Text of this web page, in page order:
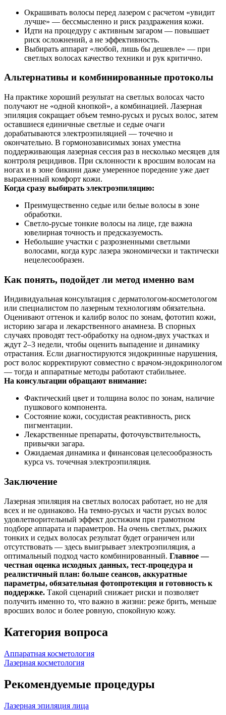
Окрашивать волосы перед лазером с расчетом «увидит
лучше» — бессмысленно и риск раздражения кожи.
Идти на процедуру с активным загаром — повышает
риск осложнений, а не эффективность.
Выбирать аппарат «любой, лишь бы дешевле» — при
светлых волосах качество техники и рук критично.
Альтернативы и комбинированные протоколы
На практике хороший результат на светлых волосах часто
получают не «одной кнопкой», а комбинацией. Лазерная
эпиляция сокращает объем темно‑русых и русых волос, затем
оставшиеся единичные светлые и седые очаги
дорабатываются электроэпиляцией — точечно и
окончательно. В гормонозависимых зонах уместна
поддерживающая лазерная сессия раз в несколько месяцев для
контроля рецидивов. При склонности к вросшим волосам на
ногах и в зоне бикини даже умеренное поредение уже дает
выраженный комфорт кожи.
Когда сразу выбирать электроэпиляцию:
Преимущественно седые или белые волосы в зоне
обработки.
Светло‑русые тонкие волосы на лице, где важна
ювелирная точность и предсказуемость.
Небольшие участки с разрозненными светлыми
волосами, когда курс лазера экономически и тактически
нецелесообразен.
Как понять, подойдет ли метод именно вам
Индивидуальная консультация с дерматологом‑косметологом
или специалистом по лазерным технологиям обязательна.
Оценивают оттенок и калибр волос по зонам, фототип кожи,
историю загара и лекарственного анамнеза. В спорных
случаях проводят тест‑обработку на одном‑двух участках и
ждут 2–3 недели, чтобы оценить выпадение и динамику
отрастания. Если диагностируются эндокринные нарушения,
рост волос корректируют совместно с врачом‑эндокринологом
— тогда и аппаратные методы работают стабильнее.
На консультации обращают внимание:
Фактический цвет и толщина волос по зонам, наличие
пушкового компонента.
Состояние кожи, сосудистая реактивность, риск
пигментации.
Лекарственные препараты, фоточувствительность,
привычки загара.
Ожидаемая динамика и финансовая целесообразность
курса vs. точечная электроэпиляция.
Заключение
Лазерная эпиляция на светлых волосах работает, но не для
всех и не одинаково. На темно‑русых и части русых волос
удовлетворительный эффект достижим при грамотном
подборе аппарата и параметров. На очень светлых, рыжих
тонких и седых волосах результат будет ограничен или
отсутствовать — здесь выигрывает электроэпиляция, а
оптимальный подход часто комбинированный. Главное —
честная оценка исходных данных, тест‑процедура и
реалистичный план: больше сеансов, аккуратные
параметры, обязательная фотопротекция и готовность к
поддержке. Такой сценарий снижает риски и позволяет
получить именно то, что важно в жизни: реже брить, меньше
вросших волос и более ровную, спокойную кожу.
Категория вопроса
Аппаратная косметология
Лазерная косметология
Рекомендуемые процедуры
Лазерная эпиляция лица